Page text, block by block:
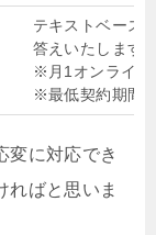
テキストベース
答えいたします
※月1オンライン
※最低契約期間3
変に対応でき
ればと思いま